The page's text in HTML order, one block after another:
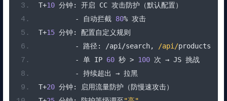
T+10 分钟: 开启 CC 攻击防护（默认配置）
-
自动拦截 80% 攻击
T+15 分钟:
配置自定义规则
-
路径: /api /search, /api/products
-
单 IP 60 秒 > 100 次 → JS 挑战
-
持续超出 → 拉黑
T+20 分钟:
启用流量防护（防慢速攻击）